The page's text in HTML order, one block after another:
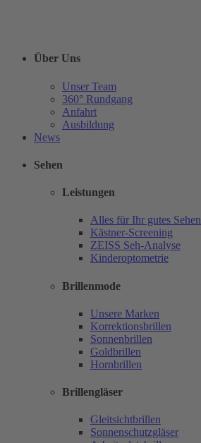
Über Uns
Unser Team
360° Rundgang
Anfahrt
Ausbildung
News
Sehen
Leistungen
Alles für Ihr gutes Sehen
Kästner-Screening
ZEISS Seh-Analyse
Kinderoptometrie
Brillenmode
Unsere Marken
Korrektionsbrillen
Sonnenbrillen
Goldbrillen
Hornbrillen
Brillengläser
Gleitsichtbrillen
Sonnenschutzgläser